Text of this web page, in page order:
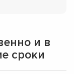
и в
сроки